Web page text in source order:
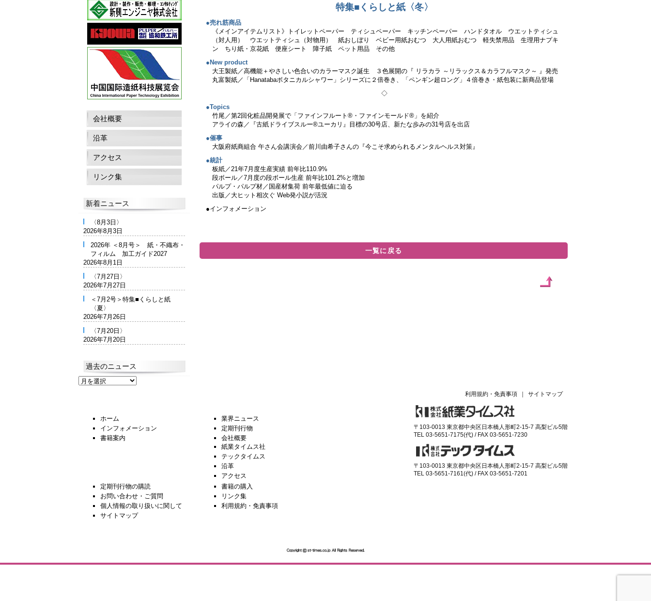
特集■くらしと紙〈冬〉
●売れ筋商品
《メインアイテムリスト》トイレットペーパー ティシュペーパー キッチンペーパー ハンドタオル ウエットティシュ
（対人用） ウエットティシュ（対物用） 紙おしぼり ベビー用紙おむつ 大人用紙おむつ 軽失禁用品 生理用ナプキ
ン ちり紙・京花紙 便座シート 障子紙 ペット用品 その他
●New product
大王製紙／高機能＋やさしい色合いのカラーマスク誕生 ３色展開の『 リラカラ ～リラックス＆カラフルマスク～ 』発売
丸富製紙／「Hanatabaボタニカルシャワー」シリーズに２倍巻き、「ペンギン超ロング」４倍巻き・紙包装に新商品登場
◇
●Topics
竹尾／第2回化粧品開発展で「ファインフルート®・ファインモールド®」を紹介
アライの森／『古紙ドライブスルー®ユーカリ』目標の30号店、新たな歩みの31号店を出店
●催事
大阪府紙商組合 午さん会講演会／前川由希子さんの『今こそ求められるメンタルヘルス対策』
●統計
板紙／21年7月度生産実績 前年比110.9%
段ボール／7月度の段ボール生産 前年比101.2%と増加
パルプ・パルプ材／国産材集荷 前年最低値に迫る
出版／大ヒット相次ぐ Web発小説が活況
●インフォメーション
一覧に戻る
会社概要
沿革
アクセス
リンク集
新着ニュース
〈8月3日〉
2026年8月3日
2026年 ＜8月号＞ 紙・不織布・
フィルム 加工ガイド2027
2026年8月1日
〈7月27日〉
2026年7月27日
＜7月2号＞特集■くらしと紙
〈夏〉
2026年7月26日
〈7月20日〉
2026年7月20日
過去のニュース
過
ホーム
業界ニュース
インフォメーション
定期刊行物
書籍案内
会社概要
紙業タイムス社
テックタイムス
沿革
アクセス
定期刊行物の購読
書籍の購入
お問い合わせ・ご質問
リンク集
個人情報の取り扱いに関して
利用規約・免責事項
サイトマップ
サイトマップ
利用規約・免責事項
〒103-0013 東京都中央区日本橋人形町2-15-7 高梨ビル5階
TEL 03-5651-7175(代) / FAX 03-5651-7230
〒103-0013 東京都中央区日本橋人形町2-15-7 高梨ビル5階
TEL 03-5651-7161(代) / FAX 03-5651-7201